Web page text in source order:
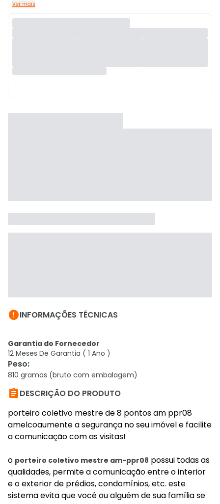
Ver mais
INFORMAÇÕES TÉCNICAS
Garantia do Fornecedor
12 Meses De Garantia ( 1 Ano )
Peso:
810 gramas (bruto com embalagem)
DESCRIÇÃO DO PRODUTO
porteiro coletivo mestre de 8 pontos am ppr08
amelcoaumente a segurança no seu imóvel e facilite
a comunicação com as visitas!
o porteiro coletivo mestre am-ppr08 possui todas as
qualidades, permite a comunicação entre o interior
e o exterior de prédios, condomínios, etc. este
sistema evita que você ou alguém de sua família se